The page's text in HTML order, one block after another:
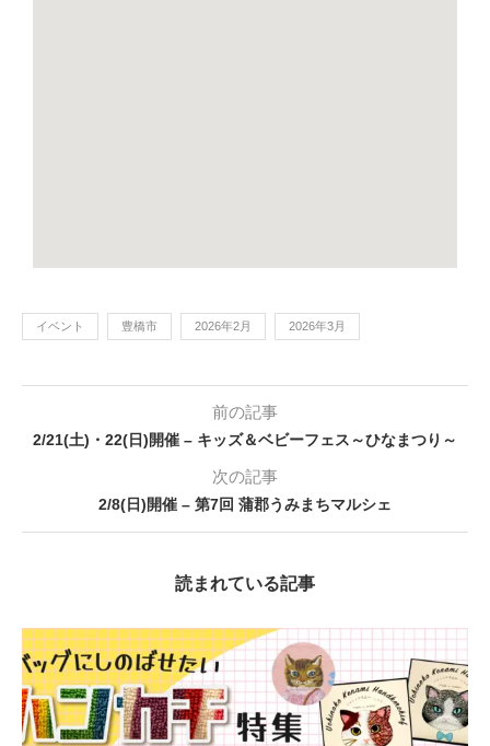
イベント 豊橋市 2026年2月 2026年3月
前の記事
2/21(土)・22(日)開催 – キッズ＆ベビーフェス～ひなまつり～
次の記事
2/8(日)開催 – 第7回 蒲郡うみまちマルシェ
読まれている記事